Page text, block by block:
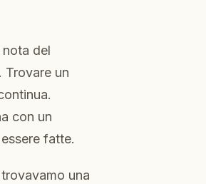
del
Trovare un
con un
fatte.
una